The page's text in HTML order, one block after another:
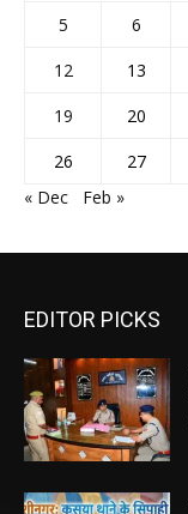
5
6
12
13
19
20
26
27
« Dec
Feb »
EDITOR PICKS